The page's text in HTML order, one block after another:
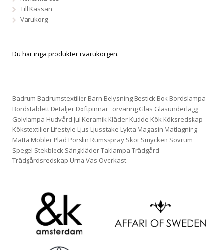
Till Kassan
Varukorg
Du har inga produkter i varukorgen.
Badrum Badrumstextilier Barn Belysning Bestick Bok Bordslampa
Bordstablett Detaljer Doftpinnar Förvaring Glas Glasunderlägg
Golvlampa Hudvård Jul Keramik Kläder Kudde Kök Köksredskap
Kökstextilier Lifestyle Ljus Ljusstake Lykta Magasin Matlagning
Matta Möbler Pläd Porslin Rumsspray Skor Smycken Sovrum
Spegel Stekbleck SängkläderTaklampa Trädgård
Trädgårdsredskap Urna Vas Överkast